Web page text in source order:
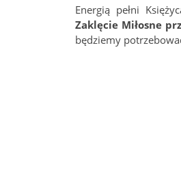
Energią pełni
Zaklęcie Miłosne
będziemy